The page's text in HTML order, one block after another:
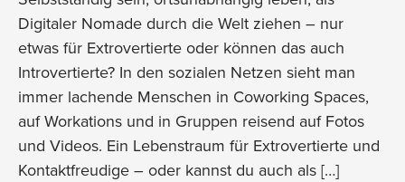
Digitaler Nomade durch die Welt ziehen – nur
etwas für Extrovertierte oder können das auch
Introvertierte? In den sozialen Netzen sieht man
immer lachende Menschen in Coworking Spaces,
auf Workations und in Gruppen reisend auf Fotos
und Videos. Ein Lebenstraum für Extrovertierte und
Kontaktfreudige – oder kannst du auch als […]